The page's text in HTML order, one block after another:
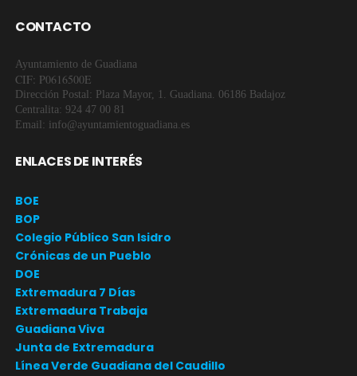
CONTACTO
Ayuntamiento de Guadiana
CIF: P0616500E
Dirección Postal: Plaza Mayor, 1. Guadiana. 06186 Badajoz
Centralita: 924 47 00 81
Email: info@ayuntamientoguadiana.es
ENLACES DE INTERÉS
BOE
BOP
Colegio Público San Isidro
Crónicas de un Pueblo
DOE
Extremadura 7 Días
Extremadura Trabaja
Guadiana Viva
Junta de Extremadura
Línea Verde Guadiana del Caudillo